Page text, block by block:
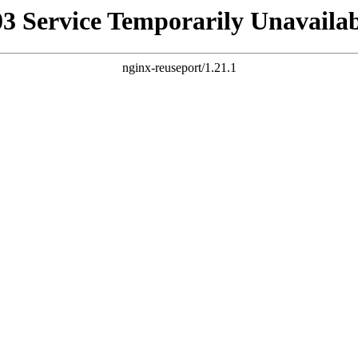
Service Temporarily
nginx-reuseport/1.21.1